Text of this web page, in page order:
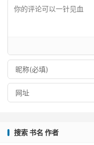
搜索 书名 作者